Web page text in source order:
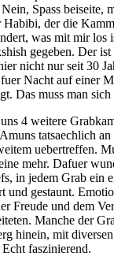
Spass beiseite,
der die
was mit mir los
gegeben. Der
nicht nur seit 30
Nacht auf einer
Das muss man
4 weitere
tatsaechlich an
uebertreffen.
mehr. Dafuer
in jedem Grab ein
und gestaunt.
Freude und dem
Manche der
hinein, mit
faszinierend.